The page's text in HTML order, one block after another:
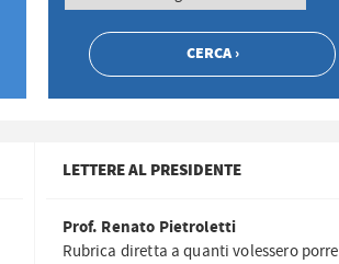
LETTERE AL PRESIDENTE
Prof. Renato Pietroletti
Rubrica diretta a quanti volessero porre